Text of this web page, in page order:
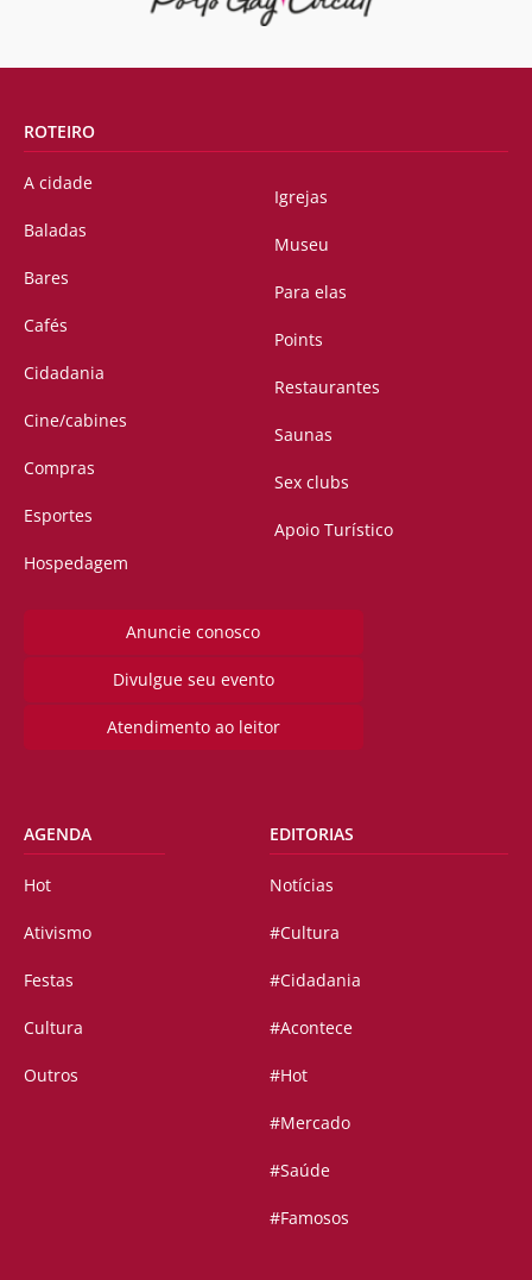
ROTEIRO
A cidade
Baladas
Bares
Cafés
Cidadania
Cine/cabines
Compras
Esportes
Hospedagem
Igrejas
Museu
Para elas
Points
Restaurantes
Saunas
Sex clubs
Apoio Turístico
Anuncie conosco
Divulgue seu evento
Atendimento ao leitor
AGENDA
Hot
Ativismo
Festas
Cultura
Outros
EDITORIAS
Notícias
#Cultura
#Cidadania
#Acontece
#Hot
#Mercado
#Saúde
#Famosos